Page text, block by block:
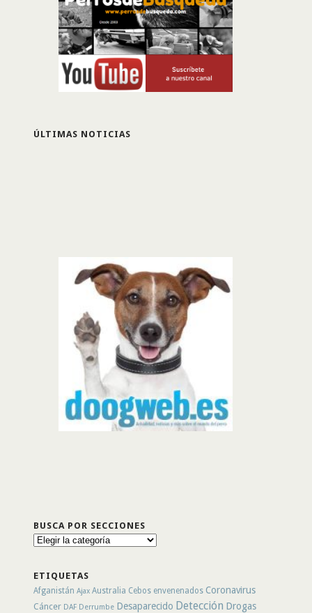
ÚLTIMAS NOTICIAS
BUSCA POR SECCIONES
Busca
ETIQUETAS
Afganistán Ajax Australia Cebos envenenados Coronavirus
Cáncer DAF Derrumbe Desaparecido Detección Drogas